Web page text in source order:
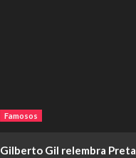
Famosos
Gilberto Gil relembra Preta